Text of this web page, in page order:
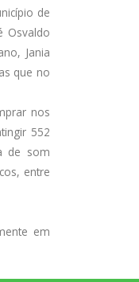
de
Osvaldo
Jania
que no
nos
552
de som
entre
em